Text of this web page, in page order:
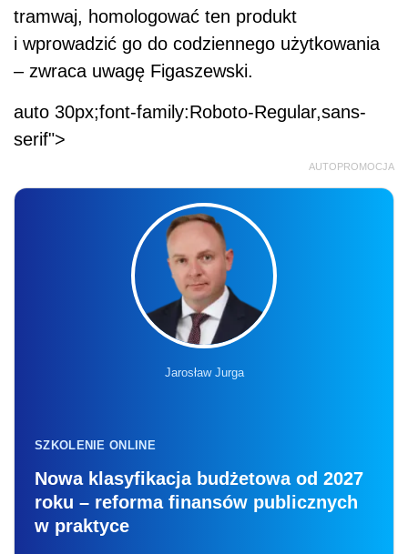
tramwaj, homologować ten produkt
i wprowadzić go do codziennego użytkowania
– zwraca uwagę Figaszewski.
auto 30px;font-family:Roboto-Regular,sans-
serif">
AUTOPROMOCJA
Jarosław Jurga
SZKOLENIE ONLINE
Nowa klasyfikacja budżetowa od 2027
roku – reforma finansów publicznych
w praktyce